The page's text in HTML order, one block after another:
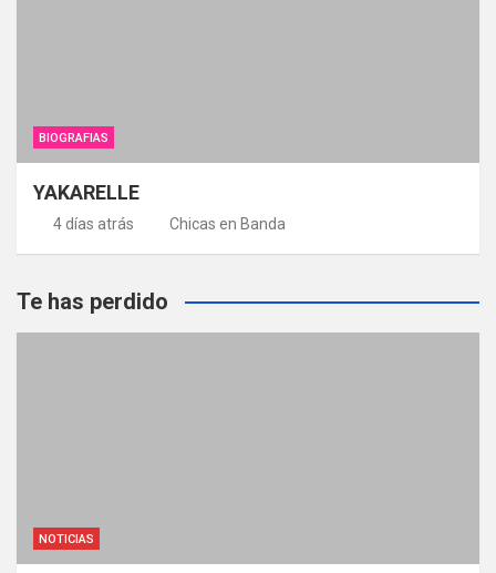
BIOGRAFIAS
YAKARELLE
4 días atrás Chicas en Banda
Te has perdido
NOTICIAS